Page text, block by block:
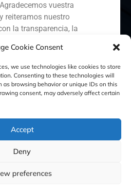
Cookie Consent
we use technologies like cookies to store
Consenting to these technologies will
as browsing behavior or unique IDs on this
consent, may adversely affect certain
Accept
Deny
preferences
Colombia
Chile China
Política de Privacidad
Aviso Legal
Finance ©2023
vuestra
reiteramos nuestro
la transparencia, la
AV SA